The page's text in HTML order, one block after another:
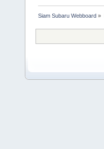
Siam Subaru Webboard »